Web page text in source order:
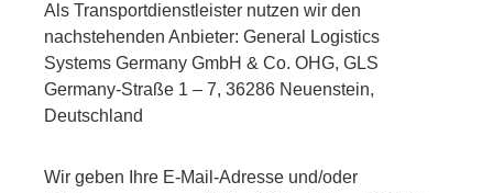
Als Transportdienstleister nutzen wir den
nachstehenden Anbieter: General Logistics
Systems Germany GmbH & Co. OHG, GLS
Germany-Straße 1 – 7, 36286 Neuenstein,
Deutschland
Wir geben Ihre E-Mail-Adresse und/oder